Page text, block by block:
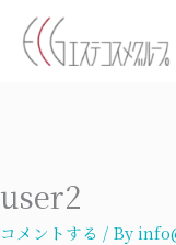
user2
コメントする / By